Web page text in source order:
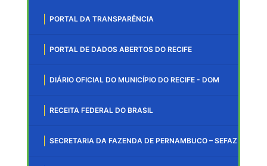
PORTAL DA TRANSPARÊNCIA
PORTAL DE DADOS ABERTOS DO RECIFE
DIÁRIO OFICIAL DO MUNICÍPIO DO RECIFE - DOM
RECEITA FEDERAL DO BRASIL
SECRETARIA DA FAZENDA DE PERNAMBUCO – SEFAZ